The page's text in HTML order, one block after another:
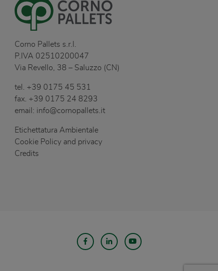
Corno Pallets s.r.l.
P.IVA 02510200047
Via Revello, 38 – Saluzzo (CN)
tel. +39 0175 45 531
fax. +39 0175 24 8293
email: info@cornopallets.it
Etichettatura Ambientale
Cookie Policy and privacy
Credits